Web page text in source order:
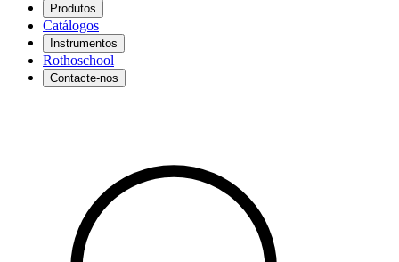
Produtos
Catálogos
Instrumentos
Rothoschool
Contacte-nos